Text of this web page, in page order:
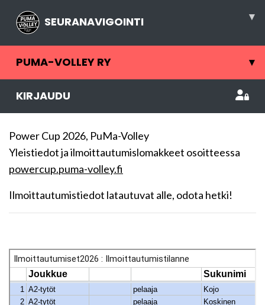
SEURANAVIGOINTI ▾
PUMA-VOLLEY RY ▾
KIRJAUDU
Power Cup 2026, PuMa-Volley
Yleistiedot ja ilmoittautumislomakkeet osoitteessa
powercup.puma-volley.fi
Ilmoittautumistiedot latautuvat alle, odota hetki!